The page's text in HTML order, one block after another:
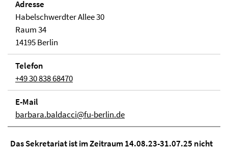
Adresse
Habelschwerdter Allee 30
Raum 34
14195 Berlin
Telefon
+49 30 838 68470
E-Mail
barbara.baldacci@fu-berlin.de
Das Sekretariat ist im Zeitraum 14.08.23-31.07.25 nicht